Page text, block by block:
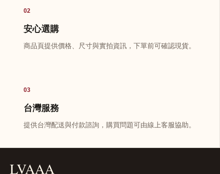
02
安心選購
商品頁提供價格、尺寸與實拍資訊，下單前可確認現貨。
03
台灣服務
提供台灣配送與付款諮詢，購買問題可由線上客服協助。
LVAAA